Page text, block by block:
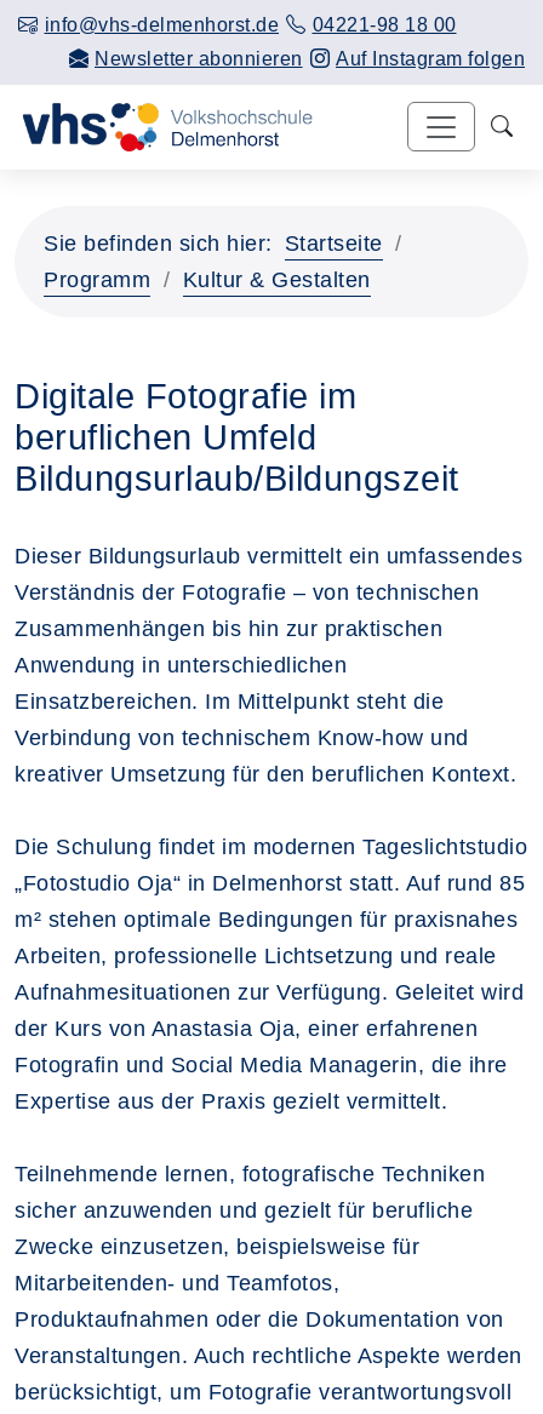
info@vhs-delmenhorst.de
04221-98 18 00
Newsletter abonnieren
Auf Instagram folgen
Sie befinden sich hier:
Startseite
Programm
Kultur & Gestalten
Digitale Fotografie im
beruflichen Umfeld
Bildungsurlaub/Bildungszeit
Dieser Bildungsurlaub vermittelt ein umfassendes
Verständnis der Fotografie – von technischen
Zusammenhängen bis hin zur praktischen
Anwendung in unterschiedlichen
Einsatzbereichen. Im Mittelpunkt steht die
Verbindung von technischem Know-how und
kreativer Umsetzung für den beruflichen Kontext.
Die Schulung findet im modernen Tageslichtstudio
„Fotostudio Oja“ in Delmenhorst statt. Auf rund 85
m² stehen optimale Bedingungen für praxisnahes
Arbeiten, professionelle Lichtsetzung und reale
Aufnahmesituationen zur Verfügung. Geleitet wird
der Kurs von Anastasia Oja, einer erfahrenen
Fotografin und Social Media Managerin, die ihre
Expertise aus der Praxis gezielt vermittelt.
Teilnehmende lernen, fotografische Techniken
sicher anzuwenden und gezielt für berufliche
Zwecke einzusetzen, beispielsweise für
Mitarbeitenden- und Teamfotos,
Produktaufnahmen oder die Dokumentation von
Veranstaltungen. Auch rechtliche Aspekte werden
berücksichtigt, um Fotografie verantwortungsvoll